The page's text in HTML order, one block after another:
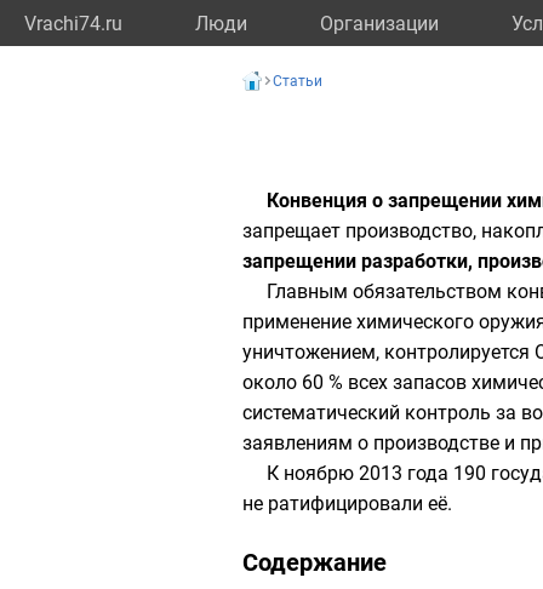
Vrachi74.ru Люди Организации
Статьи
Конвенция о запрещении
запрещает производство,
запрещении разработки,
Главным обязательством
применение химического
уничтожением, контролируется
около 60 % всех запасов
систематический контроль за
заявлениям о производстве и
К ноябрю 2013 года 190
не ратифицировали её.
Содержание